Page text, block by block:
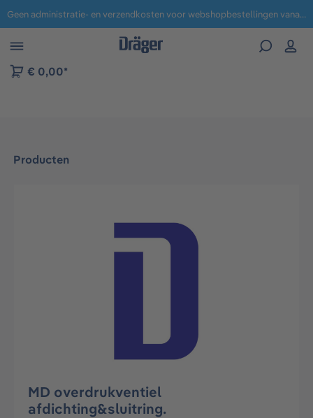
naar navigatie B2B-platform Geen administratie- en verzendkosten voor webshopbestellingen vanaf € 100,-.
€ 0,00*
Producten
Afbeeldingengalerij overslaan
MD overdrukventiel
afdichting&sluitring.